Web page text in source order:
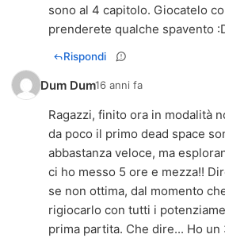
sono al 4 capitolo. Giocatelo
prenderete qualche spavento
Rispondi
Dum Dum16 anni fa
Ragazzi, finito ora in modalità
da poco il primo dead space
abbastanza veloce, ma
ci ho messo 5 ore e mezza!!
se non ottima, dal momento
rigiocarlo con tutti i
prima partita. Che dire... Ho un